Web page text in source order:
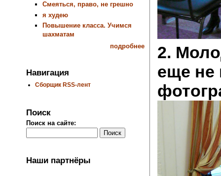
Смеяться, право, не грешно
я худею
Повышение класса. Учимся
шахматам
подробнее
Навигация
Сборщик RSS-лент
Поиск
Поиск на сайте:
Наши партнёры
2.
еще не